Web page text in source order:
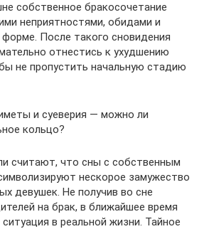
собственное бракосочетание
неприятностями, обидами и
После такого сновидения
отнестись к ухудшению
не пропустить начальную стадию
и суеверия — можно ли
кольцо?
считают, что сны с собственным
нескорое замужество
девушек. Не получив во сне
на брак, в ближайшее время
в реальной жизни. Тайное